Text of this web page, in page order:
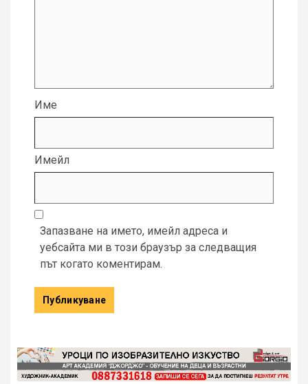
Име
Имейл
Запазване на името, имейл адреса и
уебсайта ми в този браузър за следващия
път когато коментирам.